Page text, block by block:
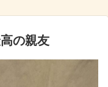
の親友